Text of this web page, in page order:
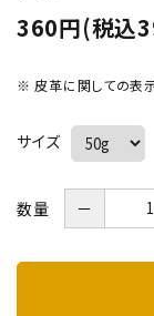
360円(税込
※ 皮革に関しての表示
サイズ
数量 －